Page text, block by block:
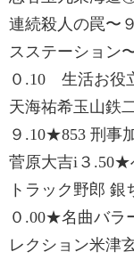
連続殺人の罠〜
スステーション
０.10 生活お役
天海祐希玉山鉄
９.10★853 刑事
菅原大吉i３
トラック野郎
０.00★名曲バラ
レクション米津